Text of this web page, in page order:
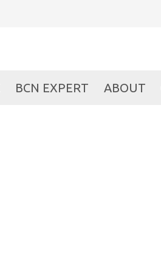
BCN EXPERT ABOUT